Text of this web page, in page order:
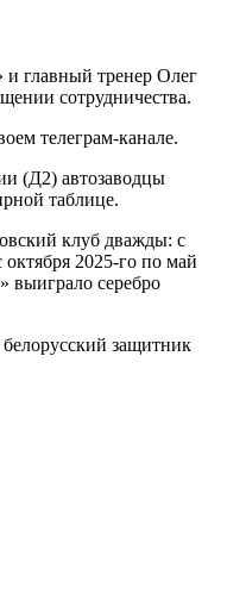
и главный тренер Олег
сотрудничества.
телеграм-канале.
(Д2) автозаводцы
таблице.
клуб дважды: с
октября 2025-го по май
выиграло серебро
защитник